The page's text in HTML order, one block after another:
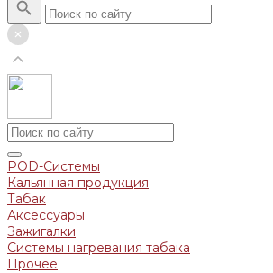
POD-Системы
Кальянная продукция
Табак
Аксессуары
Зажигалки
Системы нагревания табака
Прочее